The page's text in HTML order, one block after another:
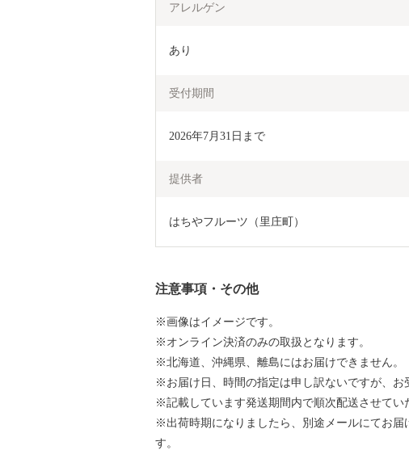
アレルゲン
あり
受付期間
2026年7月31日まで
提供者
はちやフルーツ（里庄町）
注意事項・その他
※画像はイメージです。
※オンライン決済のみの取扱となります。
※北海道、沖縄県、離島にはお届けできません。
※お届け日、時間の指定は申し訳ないですが、お
※記載しています発送期間内で順次配送させてい
※出荷時期になりましたら、別途メールにてお届
す。